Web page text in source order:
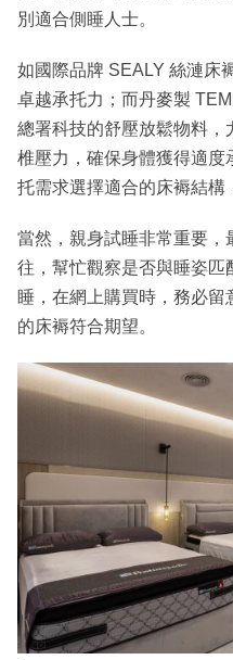
別適合側睡人士。
如國際品牌 SEALY 絲漣床
卓越承托力；而丹麥製
總署科技的舒壓放鬆物料，
椎壓力，確保身體獲得適度
托需求選擇適合的床褥結構
當然，親身試睡非常重要
往，幫忙觀察是否與睡姿
睡，在網上購買時，務必
的床褥符合期望。